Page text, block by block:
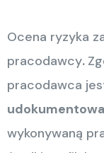
Ocena ryzyka
pracodawcy.
pracodawca
wykonywaną